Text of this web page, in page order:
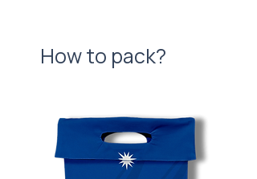
How to pack?